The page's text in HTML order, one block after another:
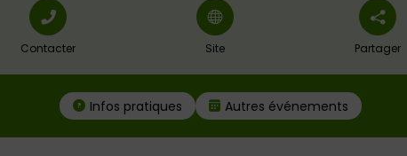
Contacter Site Partager
Infos pratiques Autres événements